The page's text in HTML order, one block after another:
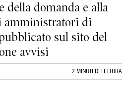
della domanda e alla
amministratori di
sul sito del
avvisi
2 MINUTI DI LETTURA